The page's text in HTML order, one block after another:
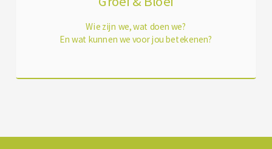
Wie zijn we, wat doen we?
En wat kunnen we voor jou betekenen?